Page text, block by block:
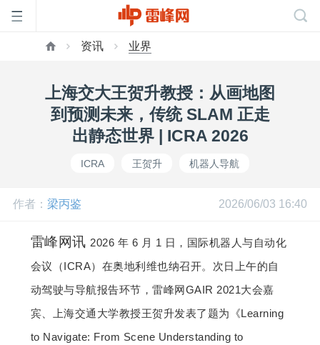
页
网
开
资讯 业界
上海交大王贺升教授：从画地图
到预测未来，传统 SLAM 正走
出静态世界 | ICRA 2026
ICRA 王贺升 机器人导航
作者： 梁丙鉴 2026/06/03 16:40
雷峰网讯2026 年 6 月 1 日，国际机器人与自动化
会议（ICRA）在奥地利维也纳召开。次日上午的自
动驾驶与导航报告环节，雷峰网GAIR 2021大会嘉
宾、
上海交通大学教授王贺升发表了题为《Learning
to Navigate: From Scene Understanding to